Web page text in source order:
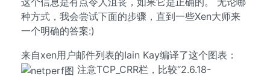
种方式，我会尝试下面的步骤，直到一些Xen大师来
一个明确的答案:)
来自xen用户邮件列表的Iain Kay编译了这个图表：
注意TCP_CRR栏，比较“2.6.18-